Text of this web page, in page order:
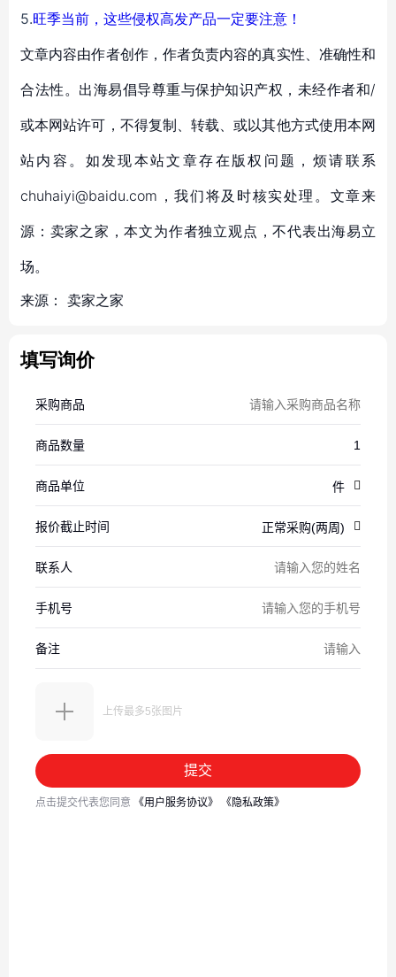
5.旺季当前，这些侵权高发产品一定要注意！
文章内容由作者创作，作者负责内容的真实性、准确性和
合法性。出海易倡导尊重与保护知识产权，未经作者和/
或本网站许可，不得复制、转载、或以其他方式使用本网
站内容。如发现本站文章存在版权问题，烦请联系
chuhaiyi@baidu.com，我们将及时核实处理。文章来
源：卖家之家，本文为作者独立观点，不代表出海易立
场。
来源： 卖家之家
填写询价